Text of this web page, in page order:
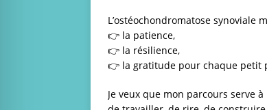
L’ostéochondromatose synoviale
👉 la patience,
👉 la résilience,
👉 la gratitude pour chaque petit
Je veux que mon parcours serve